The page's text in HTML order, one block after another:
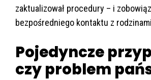
zaktualizował procedury – i
bezpośredniego kontaktu z
Pojedyncze
czy problem